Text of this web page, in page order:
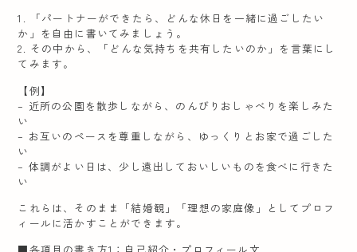
1. 「パートナーができたら、どんな休日を一緒に過ごしたい
か」を自由に書いてみましょう。
2. その中から、「どんな気持ちを共有したいのか」を言葉にし
てみます。
【例】
– 近所の公園を散歩しながら、のんびりおしゃべりを楽しみた
い
– お互いのペースを尊重しながら、ゆっくりとお家で過ごした
い
– 体調がよい日は、少し遠出しておいしいものを食べに行きた
い
これらは、そのまま「結婚観」「理想の家庭像」としてプロフ
ィールに活かすことができます。